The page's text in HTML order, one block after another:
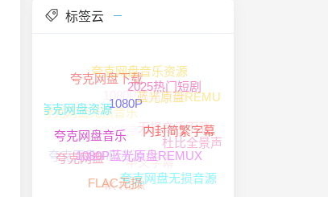
标签云
夸克网盘无损音乐
夸克网盘资源
夸克网盘下载
夸克网盘音乐资源
1080P高清资源
1080P高清
夸克网盘HIFI资源
夸克网盘
夸克网盘音乐
1080P
2025热门短剧
蓝光原盘REMUX
无损音乐下载
中文字幕
4K HDR
FLAC无损
1080P蓝光原盘REMUX
内封简繁字幕
杜比全景声
夸克网盘无损音源